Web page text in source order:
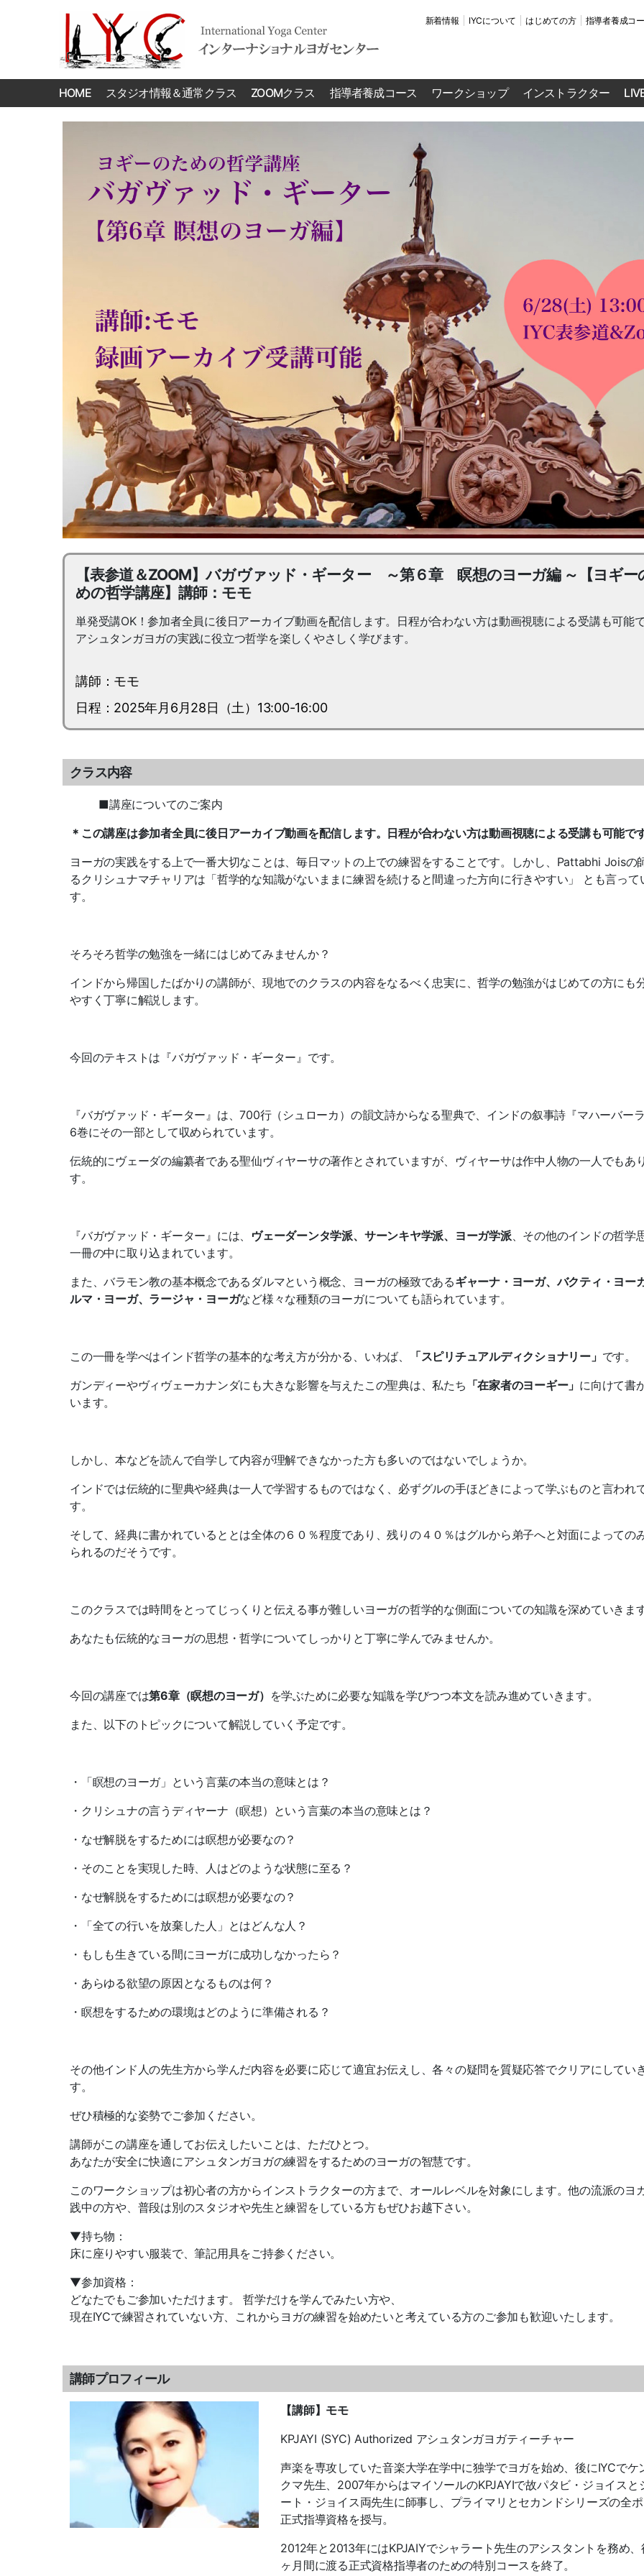
Yoga
Center
新着情報 IYCについて はじめての方 指導者養成コ
HOME スタジオ情報＆通常クラス ZOOMクラス 指導者養成コース ワークショップ インストラクター
【表参道＆ZOOM】バガヴァッド・ギーター ～第６章 瞑想のヨーガ編 ～【ヨギー
めの哲学講座】講師：モモ
単発受講OK！参加者全員に後日アーカイブ動画を配信します。日程が合わない方は動画視聴による受講も可能で
アシュタンガヨガの実践に役立つ哲学を楽しくやさしく学びます。
講師：モモ
日程：2025年月6月28日（土）13:00-16:00
クラス内容
■講座についてのご案内
＊この講座は参加者全員に後日アーカイブ動画を配信します。日程が合わない方は動画視聴による受講も可能です
ヨーガの実践をする上で一番大切なことは、毎日マットの上での練習をすることです。しかし、Pattabhi Joisの
るクリシュナマチャリアは「哲学的な知識がないままに練習を続けると間違った方向に行きやすい」 とも言って
す。
そろそろ哲学の勉強を一緒にはじめてみませんか？
インドから帰国したばかりの講師が、現地でのクラスの内容をなるべく忠実に、哲学の勉強がはじめての方にも
やすく丁寧に解説します。
今回のテキストは『バガヴァッド・ギーター』です。
『バガヴァッド・ギーター』は、700行（シュローカ）の韻文詩からなる聖典で、インドの叙事詩『マハーバー
6巻にその一部として収められています。
伝統的にヴェーダの編纂者である聖仙ヴィヤーサの著作とされていますが、ヴィヤーサは作中人物の一人でもあ
す。
『バガヴァッド・ギーター』には、 ヴェーダーンタ学派、サーンキヤ学派、ヨーガ学派、その他のインドの哲学
一冊の中に取り込まれています。
また、バラモン教の基本概念であるダルマという概念、ヨーガの極致であるギャーナ・ヨーガ、バクティ・ヨー
ルマ・ヨーガ、ラージャ・ヨーガなど様々な種類のヨーガについても語られています。
この一冊を学べはインド哲学の基本的な考え方が分かる、いわば、 「スピリチュアルディクショナリー」 です。
ガンディーやヴィヴェーカナンダにも大きな影響を与えたこの聖典は、私たち 「在家者のヨーギー」 に向けて書
います。
しかし、本などを読んで自学して内容が理解できなかった方も多いのではないでしょうか。
インドでは伝統的に聖典や経典は一人で学習するものではなく、必ずグルの手ほどきによって学ぶものと言われ
す。
そして、経典に書かれているととは全体の６０％程度であり、残りの４０％はグルから弟子へと対面によっての
られるのだそうです。
このクラスでは時間をとってじっくりと伝える事が難しいヨーガの哲学的な側面についての知識を深めていきます
あなたも伝統的なヨーガの思想・哲学についてしっかりと丁寧に学んでみませんか。
今回の講座では第6章（瞑想のヨーガ） を学ぶために必要な知識を学びつつ本文を読み進めていきます。
また、以下のトピックについて解説していく予定です。
・「瞑想のヨーガ」という言葉の本当の意味とは？
・クリシュナの言うディヤーナ（瞑想）という言葉の本当の意味とは？
・なぜ解脱をするためには瞑想が必要なの？
・そのことを実現した時、人はどのような状態に至る？
・なぜ解脱をするためには瞑想が必要なの？
・「全ての行いを放棄した人」とはどんな人？
・もしも生きている間にヨーガに成功しなかったら？
・あらゆる欲望の原因となるものは何？
・瞑想をするための環境はどのように準備される？
その他インド人の先生方から学んだ内容を必要に応じて適宜お伝えし、各々の疑問を質疑応答でクリアにしてい
す。
ぜひ積極的な姿勢でご参加ください。
講師がこの講座を通してお伝えしたいことは、ただひとつ。
あなたが安全に快適にアシュタンガヨガの練習をするためのヨーガの智慧です。
このワークショップは初心者の方からインストラクターの方まで、オールレベルを対象にします。他の流派のヨ
践中の方や、普段は別のスタジオや先生と練習をしている方もぜひお越下さい。
▼持ち物：
床に座りやすい服装で、筆記用具をご持参ください。
▼参加資格：
どなたでもご参加いただけます。 哲学だけを学んでみたい方や、
現在IYCで練習されていない方、これからヨガの練習を始めたいと考えている方のご参加も歓迎いたします。
講師プロフィール
【講師】モモ
KPJAYI (SYC) Authorized アシュタンガヨガティーチャー
声楽を専攻していた音楽大学在学中に独学でヨガを始め、後にIYCでケ
クマ先生、2007年からはマイソールのKPJAYIで故パタビ・ジョイスと
ート・ジョイス両先生に師事し、プライマリとセカンドシリーズの全
正式指導資格を授与。
2012年と2013年にはKPJAIYでシャラート先生のアシスタントを務め、
ヶ月間に渡る正式資格指導者のための特別コースを終了。